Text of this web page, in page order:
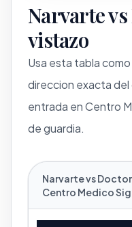
Narvarte
vistazo
Usa esta tabla
direccion exacta
entrada en Centro
de guardia.
Narvarte vs
Centro Medico